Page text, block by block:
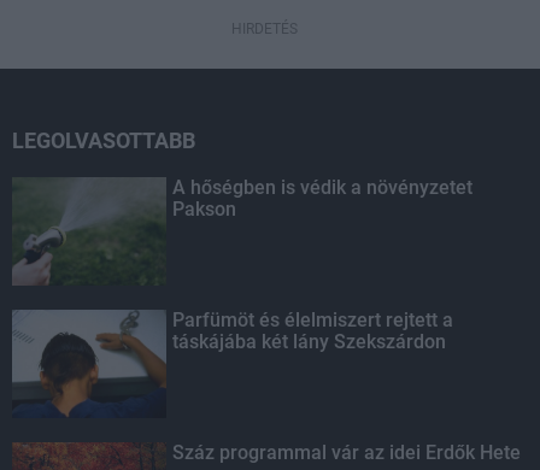
HIRDETÉS
LEGOLVASOTTABB
A hőségben is védik a növényzetet
Pakson
Parfümöt és élelmiszert rejtett a
táskájába két lány Szekszárdon
Száz programmal vár az idei Erdők Hete